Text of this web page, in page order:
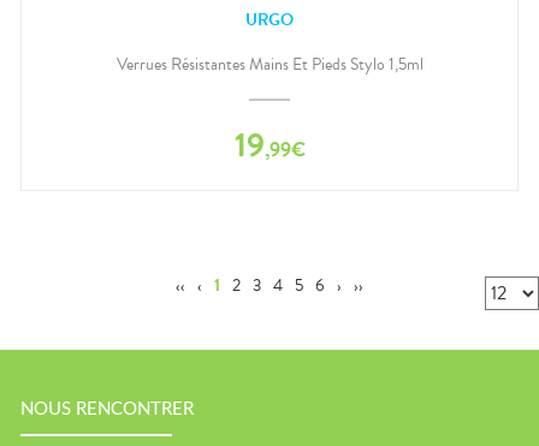
URGO
Verrues Résistantes Mains Et Pieds Stylo 1,5ml
19,99€
‹‹ ‹ 1 2 3 4 5 6 › ››
NOUS RENCONTRER